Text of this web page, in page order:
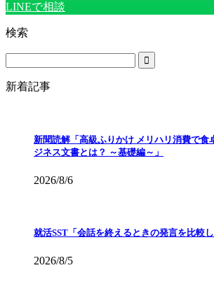
LINEで相談
検索
新着記事
新聞読解「高級ふりかけ メリハリ消費で食
ジネス文書とは？ ～基礎編～」
2026/8/6
就活SST「会話を終えるときの発言を比較し
2026/8/5